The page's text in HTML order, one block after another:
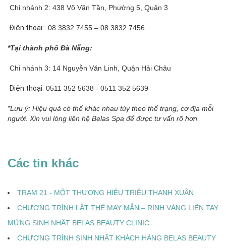
Chi nhánh 2: 438 Võ Văn Tần, Phường 5, Quận 3
Điện thoại:: 08 3832 7455 – 08 3832 7456
*Tại thành phố Đà Nẵng:
Chi nhánh 3: 14 Nguyễn Văn Linh, Quận Hải Châu
Điện thoại: 0511 352 5638 - 0511 352 5639
*Lưu ý: Hiệu quả có thể khác nhau tùy theo thể trạng, cơ địa mỗi
người. Xin vui lòng liên hệ Belas Spa để được tư vấn rõ hơn.
Các tin khác
TRẠM 21 - MỘT THƯƠNG HIỆU TRIỆU THANH XUÂN
CHƯƠNG TRÌNH LẬT THẺ MAY MẮN – RINH VÀNG LIỀN TAY
MỪNG SINH NHẬT BELAS BEAUTY CLINIC
CHƯƠNG TRÌNH SINH NHẬT KHÁCH HÀNG BELAS BEAUTY